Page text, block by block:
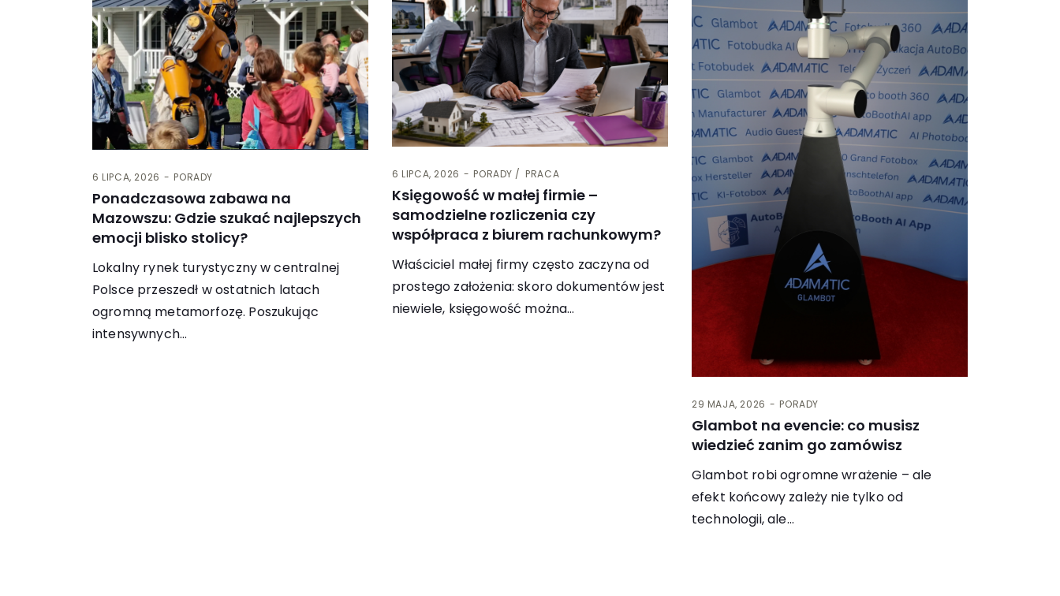
6 LIPCA, 2026 PORADY
Ponadczasowa zabawa na
Mazowszu: Gdzie szukać najlepszych
emocji blisko stolicy?
Lokalny rynek turystyczny w centralnej
Polsce przeszedł w ostatnich latach
ogromną metamorfozę. Poszukując
intensywnych…
6 LIPCA, 2026 PORADY PRACA
Księgowość w małej firmie –
samodzielne rozliczenia czy
współpraca z biurem rachunkowym?
Właściciel małej firmy często zaczyna od
prostego założenia: skoro dokumentów jest
niewiele, księgowość można…
29 MAJA, 2026 PORADY
Glambot na evencie: co musisz
wiedzieć zanim go zamówisz
Glambot robi ogromne wrażenie – ale
efekt końcowy zależy nie tylko od
technologii, ale…